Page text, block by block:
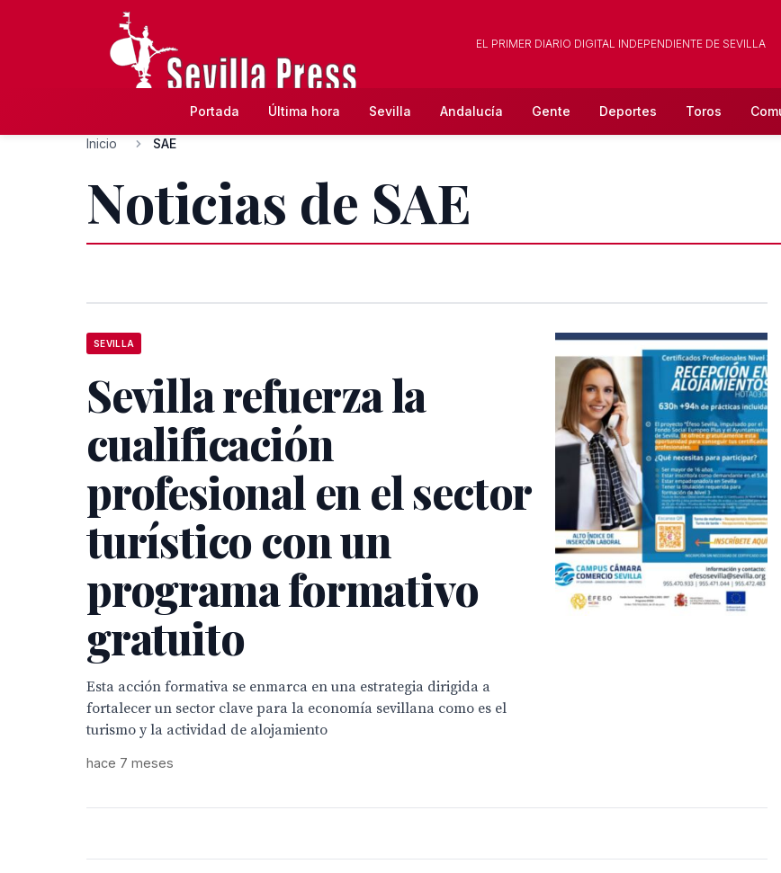
EL PRIMER DIARIO DIGITAL INDEPENDIENTE DE SEVILLA
Portada Última hora Sevilla Andalucía Gente Deportes Toros
Inicio SAE
Noticias de SAE
SEVILLA
Sevilla refuerza la
cualificación
profesional en el sector
turístico con un
programa formativo
gratuito
Esta acción formativa se enmarca en una estrategia dirigida a
fortalecer un sector clave para la economía sevillana como es el
turismo y la actividad de alojamiento
hace 7 meses